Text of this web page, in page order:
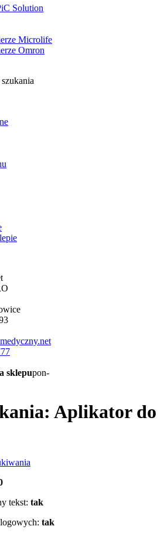
Solution
Microlife
Omron
sklepupon-
Aplikator do
tekst: tak
tak